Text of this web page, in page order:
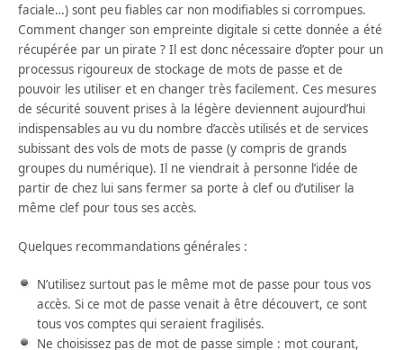
faciale…) sont peu fiables car non modifiables si corrompues.
Comment changer son empreinte digitale si cette donnée a été
récupérée par un pirate ? Il est donc nécessaire d’opter pour un
processus rigoureux de stockage de mots de passe et de
pouvoir les utiliser et en changer très facilement. Ces mesures
de sécurité souvent prises à la légère deviennent aujourd’hui
indispensables au vu du nombre d’accès utilisés et de services
subissant des vols de mots de passe (y compris de grands
groupes du numérique). Il ne viendrait à personne l’idée de
partir de chez lui sans fermer sa porte à clef ou d’utiliser la
même clef pour tous ses accès.
Quelques recommandations générales :
N’utilisez surtout pas le même mot de passe pour tous vos
accès. Si ce mot de passe venait à être découvert, ce sont
tous vos comptes qui seraient fragilisés.
Ne choisissez pas de mot de passe simple : mot courant,